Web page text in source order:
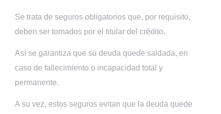
Se trata de seguros obligatorios que, por requisito,
deben ser tomados por el titular del crédito.
Así se garantiza que su deuda quede saldada, en
caso de fallecimiento o incapacidad total y
permanente.
A su vez, estos seguros evitan que la deuda quede